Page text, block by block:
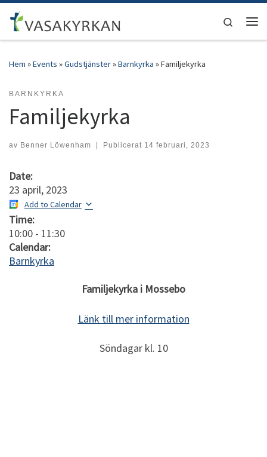
Hoppa till innehåll
Search
Hem »Events »Gudstjänster»Barnkyrka »Familjekyrka
BARNKYRKA
Familjekyrka
av Benner Löwenham | Publicerat 14 februari, 2023
Date:
23 april, 2023
Add to Calendar
Time:
10:00 - 11:30
Calendar:
Barnkyrka
Familjekyrka i Mossebo
Länk till mer information
Söndagar kl. 10